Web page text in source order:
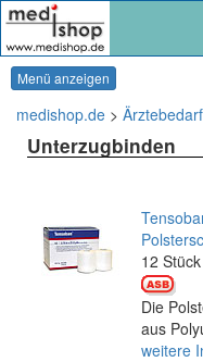
Menü anzeigen
medishop.de > Ärztebedarf
Unterzugbinden
12 Stück
Die
aus
weitere